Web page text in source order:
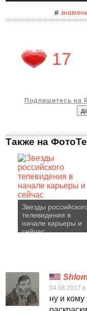
#
17
Подпишитесь на
Также на
Звезды
телевидения в
начале карьеры и
сейчас
04.08.2017 в
ну и кому